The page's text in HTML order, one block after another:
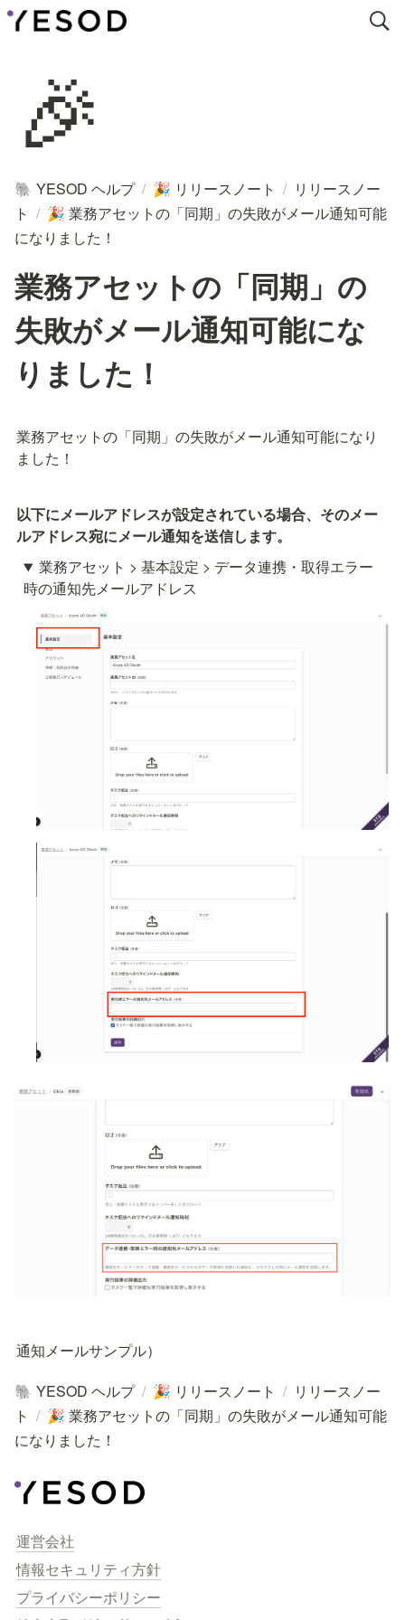
🎉
🐘 YESOD ヘルプ / 🎉 リリースノート / リリースノー
ト / 🎉 業務アセットの「同期」の失敗がメール通知可能
になりました！
業務アセットの「同期」の
失敗がメール通知可能にな
りました！
業務アセットの「同期」の失敗がメール通知可能になり
ました！
以下にメールアドレスが設定されている場合、そのメー
ルアドレス宛にメール通知を送信します。
業務アセット > 基本設定 > データ連携・取得エラー
時の通知先メールアドレス
通知メールサンプル）
🐘 YESOD ヘルプ / 🎉 リリースノート / リリースノー
ト / 🎉 業務アセットの「同期」の失敗がメール通知可能
になりました！
運営会社
情報セキュリティ方針
プライバシーポリシー